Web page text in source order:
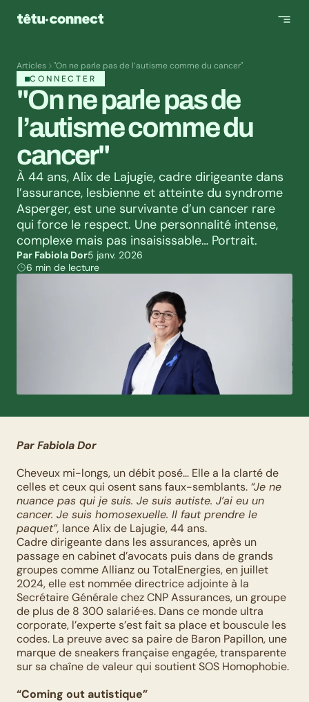
Articles
"On ne parle pas de l’autisme comme du cancer"
CONNECTER
"On ne parle pas de
l’autisme comme du
cancer"
À 44 ans, Alix de Lajugie, cadre dirigeante dans
l’assurance, lesbienne et atteinte du syndrome
Asperger, est une survivante d’un cancer rare
qui force le respect. Une personnalité intense,
complexe mais pas insaisissable… Portrait.
Par Fabiola Dor5 janv. 2026
6 min de lecture
Par Fabiola Dor
Cheveux mi-longs, un débit posé… Elle a la clarté de
celles et ceux qui osent sans faux-semblants. “Je ne
nuance pas qui je suis. Je suis autiste. J’ai eu un
cancer. Je suis homosexuelle. Il faut prendre le
paquet”, lance Alix de Lajugie, 44 ans.
Cadre dirigeante dans les assurances, après un
passage en cabinet d’avocats puis dans de grands
groupes comme Allianz ou TotalEnergies, en juillet
2024, elle est nommée directrice adjointe à la
Secrétaire Générale chez CNP Assurances, un groupe
de plus de 8 300 salarié·es. Dans ce monde ultra
corporate, l’experte s’est fait sa place et bouscule les
codes. La preuve avec sa paire de Baron Papillon, une
marque de sneakers française engagée, transparente
sur sa chaîne de valeur qui soutient SOS Homophobie.
“Coming out autistique”